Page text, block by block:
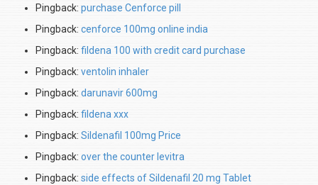
Pingback: purchase Cenforce pill
Pingback: cenforce 100mg online india
Pingback: fildena 100 with credit card purchase
Pingback: ventolin inhaler
Pingback: darunavir 600mg
Pingback: fildena xxx
Pingback: Sildenafil 100mg Price
Pingback: over the counter levitra
Pingback: side effects of Sildenafil 20 mg Tablet